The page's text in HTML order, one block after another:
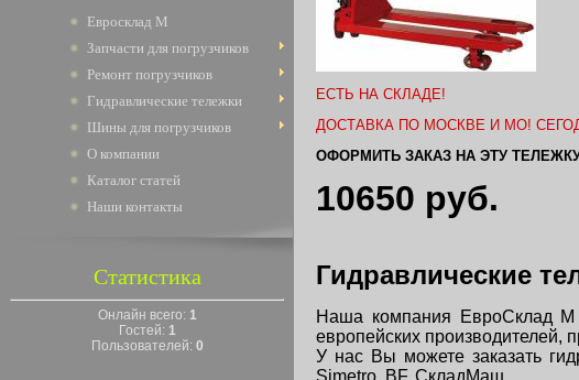
Евросклад М
Запчасти для погрузчиков
Ремонт погрузчиков
Гидравлические тележки
Шины для погрузчиков
О компании
Каталог статей
Наши контакты
Статистика
Онлайн всего: 1
Гостей: 1
Пользователей: 0
ЕСТЬ НА СКЛАДЕ!
ДОСТАВКА ПО МОСКВЕ И МО!
ОФОРМИТЬ ЗАКАЗ НА ЭТУ
10650 руб.
Гидравлические
Наша компания ЕвроСклад М
европейских производителей,
У нас Вы можете заказать